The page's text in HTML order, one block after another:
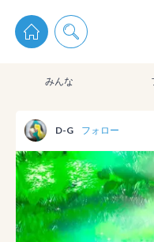
pixiv Sketchは2024年5月28日付
通知を受け取
pixiv
みんな
D-G フォロー